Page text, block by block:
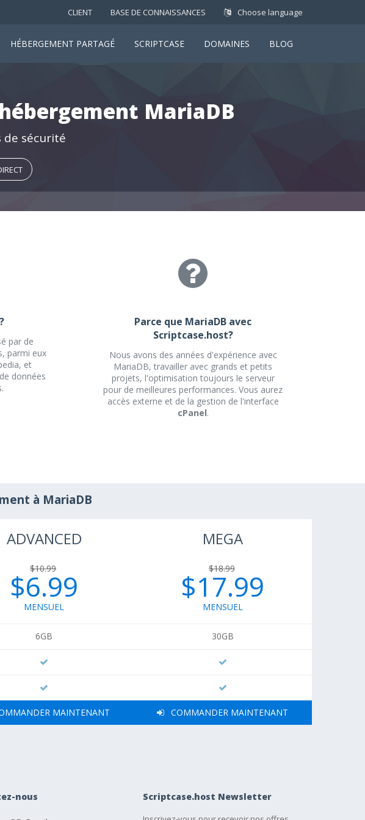
CLIENT BASE DE CONNAISSANCES Choose language
HÉBERGEMENT PARTAGÉ SCRIPTCASE DOMAINES BLOG
MariaDB
sécurité
par de
parmi eux
et
données
Parce que MariaDB avec
Scriptcase.host?
Nous avons des années d'expérience avec
MariaDB, travailler avec grands et petits
projets, l'optimisation toujours le serveur
pour de meilleures performances. Vous aurez
accès externe et de la gestion de l'interface
cPanel.
à MariaDB
ADVANCED
$10.99
$6.99
MENSUEL
6GB
MAINTENANT
MEGA
$18.99
$17.99
MENSUEL
30GB
COMMANDER MAINTENANT
nous Scriptcase.host Newsletter